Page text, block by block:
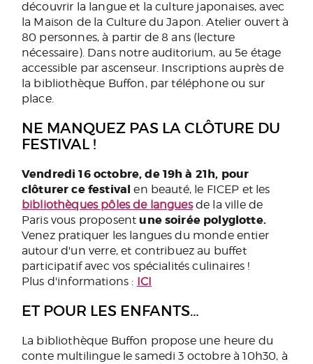
découvrir la langue et la culture japonaises, avec
la Maison de la Culture du Japon. Atelier ouvert à
80 personnes, à partir de 8 ans (lecture
nécessaire). Dans notre auditorium, au 5e étage
accessible par ascenseur. Inscriptions auprès de
la bibliothèque Buffon, par téléphone ou sur
place.
NE MANQUEZ PAS LA CLÔTURE DU
FESTIVAL !
Vendredi 16 octobre, de 19h à 21h, pour
clôturer ce festival en beauté, le FICEP et les
bibliothèques pôles de languesde la ville de
Paris vous proposentune soirée polyglotte.
Venez pratiquer les langues du monde entier
autour d'un verre, et contribuez au buffet
participatif avec vos spécialités culinaires !
Plus d'informations : ICI
ET POUR LES ENFANTS…
La bibliothèque Buffon propose une heure du
conte multilingue le samedi 3 octobre à 10h30, à